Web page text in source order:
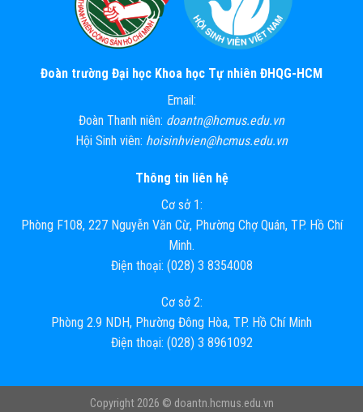
Đoàn trường Đại học Khoa học Tự nhiên ĐHQG-HCM
Email:
Đoàn Thanh niên: doantn@hcmus.edu.vn
Hội Sinh viên: hoisinhvien@hcmus.edu.vn
Thông tin liên hệ
Cơ sở 1:
Phòng F108, 227 Nguyễn Văn Cừ, Phường Chợ Quán, TP. Hồ Chí
Minh.
Điện thoại: (028) 3 8354008
Cơ sở 2:
Phòng 2.9 NDH, Phường Đông Hòa, TP. Hồ Chí Minh
Điện thoại: (028) 3 8961092
Copyright 2026 © doantn.hcmus.edu.vn